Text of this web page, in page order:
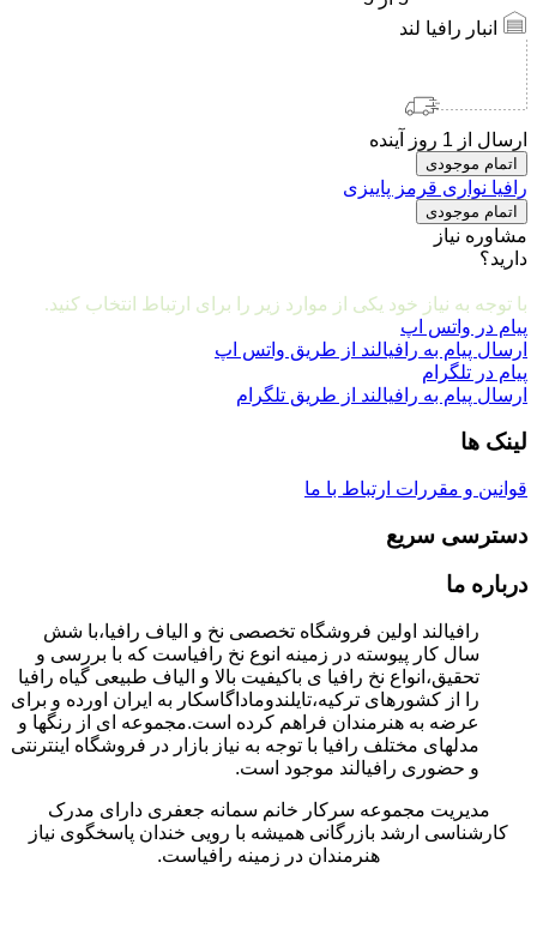
انبار رافیا لند
ارسال از 1 روز آینده
اتمام موجودی
رافیا نواری قرمز پاییزی
اتمام موجودی
مشاوره نیاز
دارید؟
با توجه به نیاز خود یکی از موارد زیر را برای ارتباط انتخاب کنید.
پیام در واتس اپ
ارسال پیام به رافیالند از طریق واتس اپ
پیام در تلگرام
ارسال پیام به رافیالند از طریق تلگرام
لینک ها
قوانین و مقررات ارتباط با ما
دسترسی سریع
درباره ما
رافیالند اولین فروشگاه تخصصی نخ و الیاف رافیا،با شش
سال کار پیوسته در زمینه انوع نخ رافیاست که با بررسی و
تحقیق،انواع نخ رافیا ی باکیفیت بالا و الیاف طبیعی گیاه رافیا
را از کشورهای ترکیه،تایلندوماداگاسکار به ایران اورده و برای
عرضه به هنرمندان فراهم کرده است.مجموعه ای از رنگها و
مدلهای مختلف رافیا با توجه به نیاز بازار در فروشگاه اینترنتی
و حضوری رافیالند موجود است.
مدیریت مجموعه سرکار خانم سمانه جعفری دارای مدرک
کارشناسی ارشد بازرگانی همیشه با رویی خندان پاسخگوی نیاز
هنرمندان در زمینه رافیاست.